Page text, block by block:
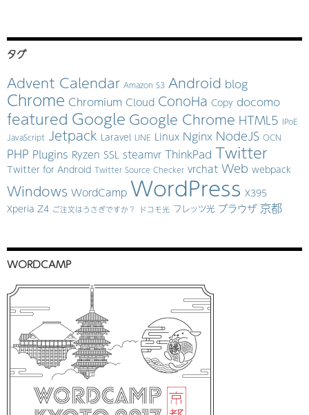
タグ
Advent Calendar Amazon S3 Android blog
Chrome Chromium Cloud ConoHa Copy docomo
featured Google Google Chrome HTML5 IPoE
JavaScript Jetpack Laravel LINE Linux Nginx NodeJS OCN
PHP Plugins Ryzen SSL steamvr ThinkPad Twitter
Twitter for Android Twitter Source Checker vrchat Web webpack
Windows WordCamp WordPress X395
Xperia Z4 ご注文はうさぎですか？ ドコモ光 フレッツ光 ブラウザ 京都
WORDCAMP